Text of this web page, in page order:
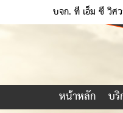
บจก. ที เอ็ม ซี วิศ
หน้าหลัก บริ